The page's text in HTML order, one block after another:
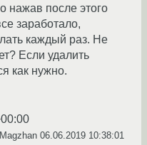
нажав после этого
заработало,
каждый раз. Не
Если удалить
как нужно.
06.06.2019 10:38:01